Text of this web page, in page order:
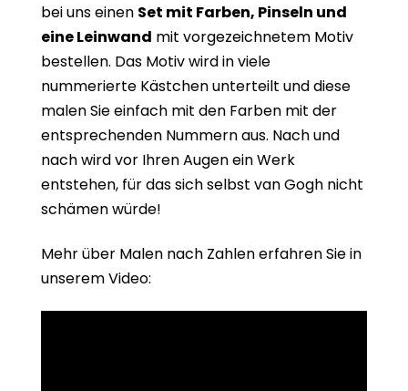
bei uns einen Set mit Farben, Pinseln und
eine Leinwand mit vorgezeichnetem Motiv
bestellen. Das Motiv wird in viele
nummerierte Kästchen unterteilt und diese
malen Sie einfach mit den Farben mit der
entsprechenden Nummern aus. Nach und
nach wird vor Ihren Augen ein Werk
entstehen, für das sich selbst van Gogh nicht
schämen würde!
Mehr über Malen nach Zahlen erfahren Sie in
unserem Video: